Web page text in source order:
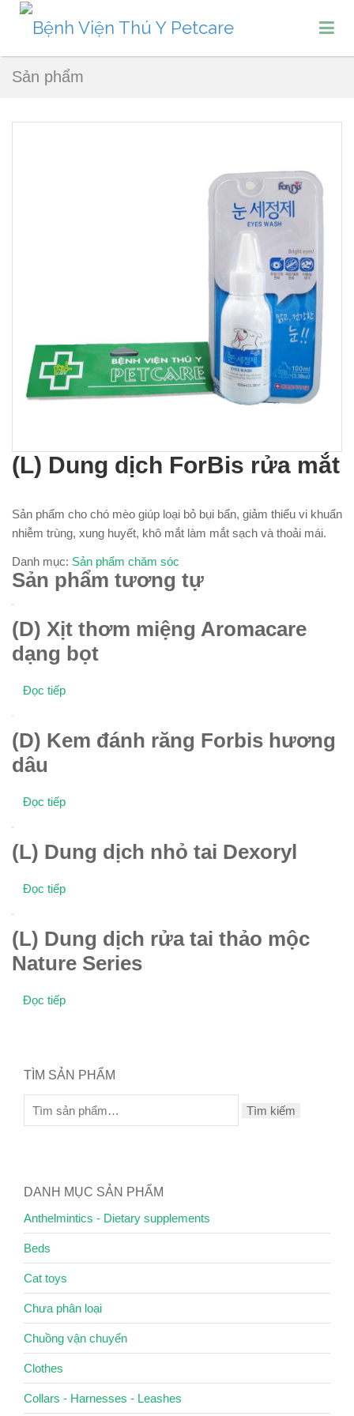
Sản phẩm
(L) Dung dịch ForBis rửa mắt
Sản phẩm cho chó mèo giúp loại bỏ bụi bẩn, giảm thiểu vi khuẩn
nhiễm trùng, xung huyết, khô mắt làm mắt sạch và thoải mái.
Danh mục: Sản phẩm chăm sóc
Sản phẩm tương tự
(D) Xịt thơm miệng Aromacare
dạng bọt
Đọc tiếp
(D) Kem đánh răng Forbis hương
dâu
Đọc tiếp
(L) Dung dịch nhỏ tai Dexoryl
Đọc tiếp
(L) Dung dịch rửa tai thảo mộc
Nature Series
Đọc tiếp
TÌM SẢN PHẨM
Tìm kiếm
DANH MỤC SẢN PHẨM
Anthelmintics - Dietary supplements
Beds
Cat toys
Chưa phân loại
Chuồng vận chuyển
Clothes
Collars - Harnesses - Leashes